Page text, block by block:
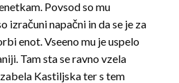
Povsod so mu
izračuni napačni in da se je za
enot. Vseeno mu je uspelo
Tam sta se ravno vzela
Kastiljska ter s tem